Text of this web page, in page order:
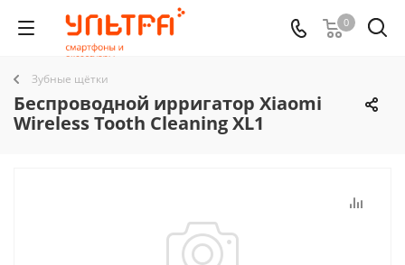
0
Зубные щётки
Беспроводной ирригатор Xiaomi
Wireless Tooth Cleaning XL1